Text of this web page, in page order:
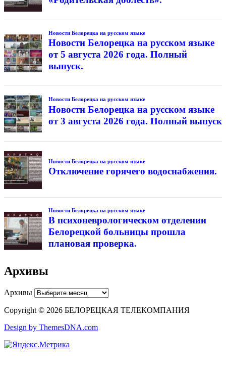
Новости Белорецка на русском языке
Новости Белорецка на русском языке
от 5 августа 2026 года. Полный
выпуск.
Новости Белорецка на русском языке
Новости Белорецка на русском языке
от 3 августа 2026 года. Полный выпуск
Новости Белорецка на русском языке
Отключение горячего водоснабжения.
Новости Белорецка на русском языке
В психоневрологическом отделении
Белорецкой больницы прошла
плановая проверка.
Архивы
Архивы
Copyright © 2026 БЕЛОРЕЦКАЯ ТЕЛЕКОМПАНИЯ
Design by ThemesDNA.com